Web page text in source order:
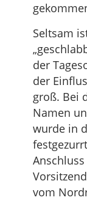
Seltsam
der
der
groß. Bei
Namen
wurde in
vom